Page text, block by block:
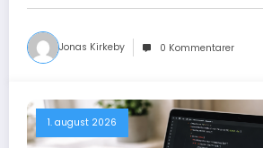
Jonas Kirkeby 0 Kommentarer
1. august 2026